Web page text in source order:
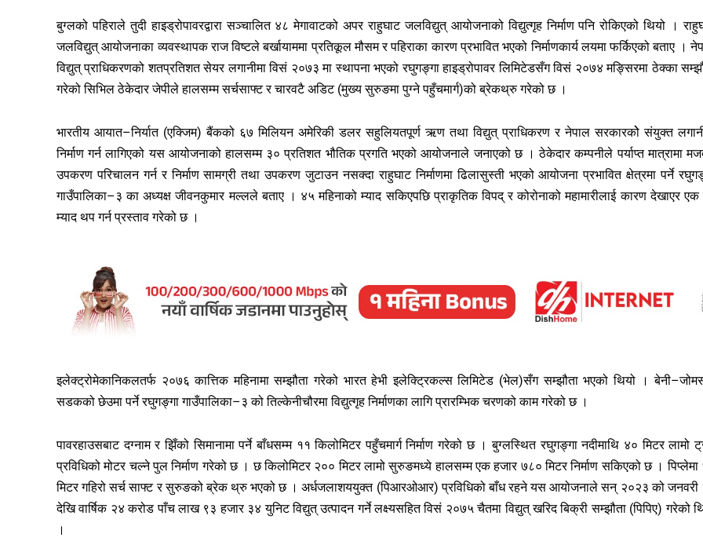
बुग्लको पहिराले तुदी हाइड्रोपावरद्वारा सञ्चालित ४८ मेगावाटको अपर राहुघाट जलविद्युत् आयोजनाको विद्युत्गृह निर्माण पनि रोकिएको थियो ।
जलविद्युत् आयोजनाका व्यवस्थापक राज विष्टले बर्खायाममा प्रतिकूल मौसम र पहिराका कारण प्रभावित भएको निर्माणकार्य लयमा फर्किएको बताए ।
विद्युत् प्राधिकरणको शतप्रतिशत सेयर लगानीमा विसं २०७३ मा स्थापना भएको रघुगङ्गा हाइड्रोपावर लिमिटेडसँग विसं २०७४ मङ्सिरमा ठेक्का
गरेको सिभिल ठेकेदार जेपीले हालसम्म सर्चसाफ्ट र चारवटै अडिट (मुख्य सुरुङमा पुग्ने पहुँचमार्ग)को ब्रेकथ्रु गरेको छ ।
भारतीय आयात–निर्यात (एक्जिम) बैंकको ६७ मिलियन अमेरिकी डलर सहुलियतपूर्ण ऋण तथा विद्युत् प्राधिकरण र नेपाल सरकारकोे संयुक्त
निर्माण गर्न लागिएको यस आयोजनाको हालसम्म ३० प्रतिशत भौतिक प्रगति भएको आयोजनाले जनाएको छ । ठेकेदार कम्पनीले पर्याप्त मात्रामा
उपकरण परिचालन गर्न र निर्माण सामग्री तथा उपकरण जुटाउन नसक्दा राहुघाट निर्माणमा ढिलासुस्ती भएको आयोजना प्रभावित क्षेत्रमा पर्ने
गाउँपालिका–३ का अध्यक्ष जीवनकुमार मल्लले बताए । ४५ महिनाको म्याद सकिएपछि प्राकृतिक विपद् र कोरोनाको महामारीलाई कारण देखाएर एक
म्याद थप गर्न प्रस्ताव गरेको छ ।
इलेक्ट्रोमेकानिकलतर्फ २०७६ कात्तिक महिनामा सम्झौता गरेको भारत हेभी इलेक्ट्रिकल्स लिमिटेड (भेल)सँग सम्झौता भएको थियो ।
सडकको छेउमा पर्ने रघुगङ्गा गाउँपालिका–३ को तिल्केनीचौरमा विद्युत्गृह निर्माणका लागि प्रारम्भिक चरणको काम गरेको छ ।
पावरहाउसबाट दग्नाम र झिँको सिमानामा पर्ने बाँधसम्म ११ किलोमिटर पहुँचमार्ग निर्माण गरेको छ । बुग्लस्थित रघुगङ्गा नदीमाथि ४० मिटर लामो
प्रविधिको मोटर चल्ने पुल निर्माण गरेको छ । छ किलोमिटर २०० मिटर लामो सुरुङमध्ये हालसम्म एक हजार ७८० मिटर निर्माण सकिएको छ । पिप्लेमा
मिटर गहिरो सर्च साफ्ट र सुरुङको ब्रेक थ्रु भएको छ । अर्धजलाशययुक्त (पिआरओआर) प्रविधिको बाँध रहने यस आयोजनाले सन् २०२३ को जनवरी
देखि वार्षिक २४ करोड पाँच लाख ९३ हजार ३४ युनिट विद्युत् उत्पादन गर्ने लक्ष्यसहित विसं २०७५ चैतमा विद्युत् खरिद बिक्री सम्झौता (पिपिए) गरेको
।